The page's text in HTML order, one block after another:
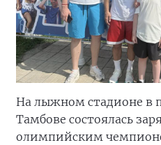
На лыжном стадионе в
Тамбове состоялась
олимпийским